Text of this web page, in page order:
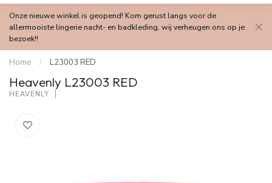
Onze nieuwe winkel is geopend! Kom gerust langs voor de
allermooiste lingerie nacht- en badkleding, wij verheugen ons op je
bezoek!!
Home / L23003 RED
Heavenly L23003 RED
HEAVENLY